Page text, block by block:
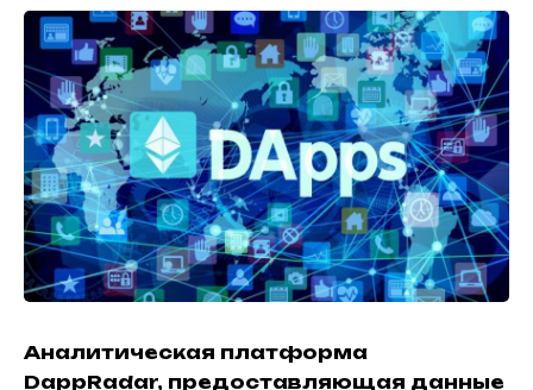
Аналитическая платформа
DappRadar, предоставляющая данные